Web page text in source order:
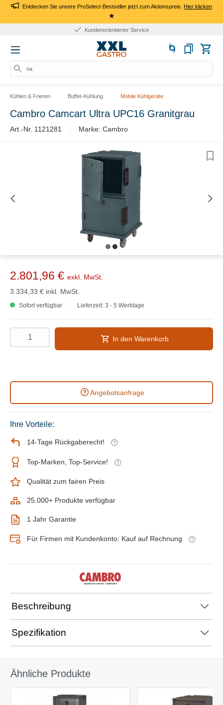
Entdecken Sie unsere ProSelect-Bestseller jetzt zum Aktionspreis.Hier klicken
*
Kundenorientierter Service
nach
Kühlen & Frieren Buffet-Kühlung Mobile Kühlgeräte
Cambro Camcart Ultra UPC16 Granitgrau
Art.-Nr. 1121281 Marke: Cambro
2.801,96 € exkl. MwSt.
3.334,33 € inkl. MwSt.
Sofort verfügbar Lieferzeit: 3 - 5 Werktage
In den Warenkorb
Angebotsanfrage
Ihre Vorteile:
14-Tage Rückgaberecht!
Top-Marken, Top-Service!
Qualität zum fairen Preis
25.000+ Produkte verfügbar
1 Jahr Garantie
Für Firmen mit Kundenkonto: Kauf auf Rechnung
Beschreibung
Spezifikation
Ähnliche Produkte